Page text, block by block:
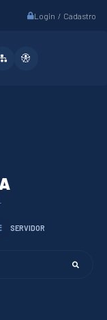
Login / Cadastro
SERVIDOR